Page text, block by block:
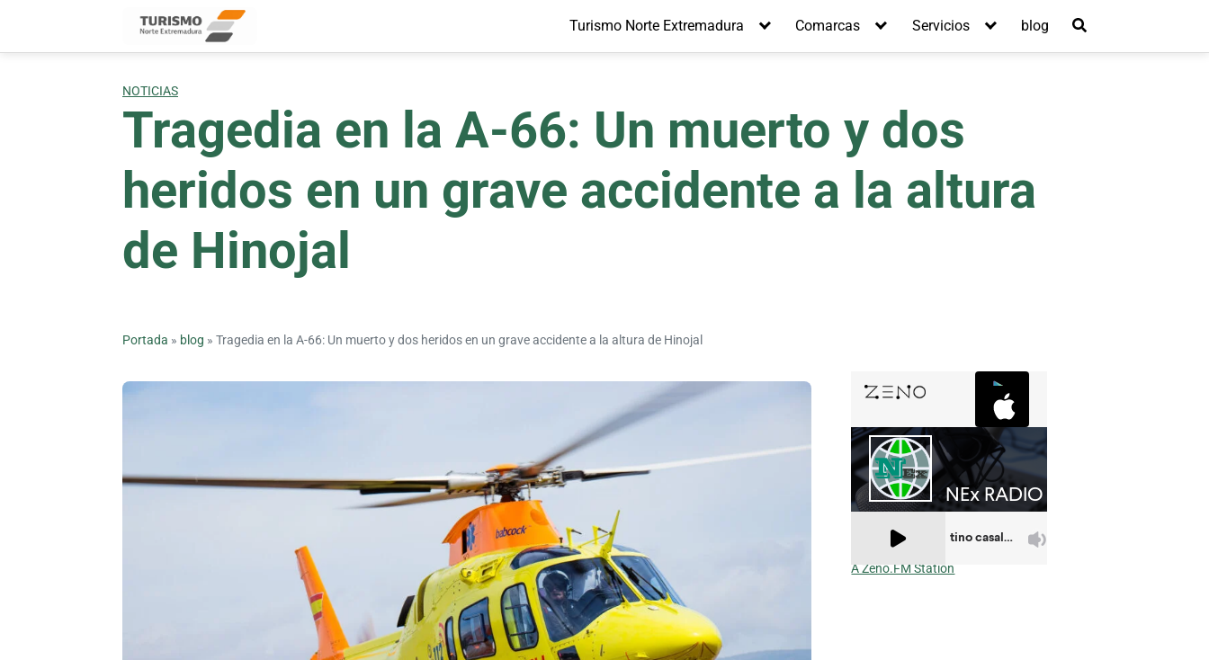
content
Turismo Norte Extremadura Comarcas Servicios blog
NOTICIAS
Tragedia en la A-66: Un muerto y dos
heridos en un grave accidente a la altura
de Hinojal
Portada » blog » Tragedia en la A-66: Un muerto y dos heridos en un grave accidente a la altura de Hinojal
A Zeno.FM Station